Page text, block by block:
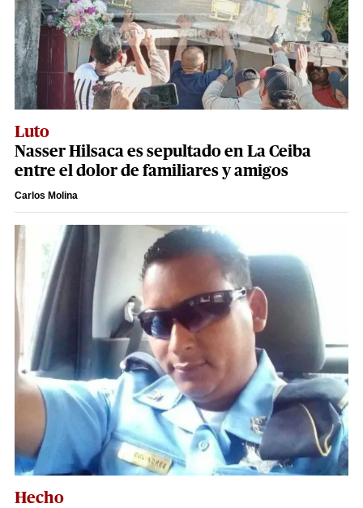
Luto
Nasser Hilsaca es sepultado en La Ceiba
entre el dolor de familiares y amigos
Carlos Molina
Hecho